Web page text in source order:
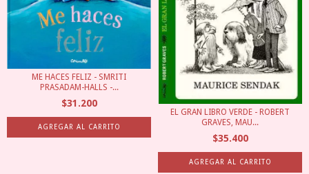
ME HACES FELIZ - SMRITI
PRASADAM-HALLS -...
$31.200
EL GRAN LIBRO VERDE - ROBERT
GRAVES, MAU...
$35.400